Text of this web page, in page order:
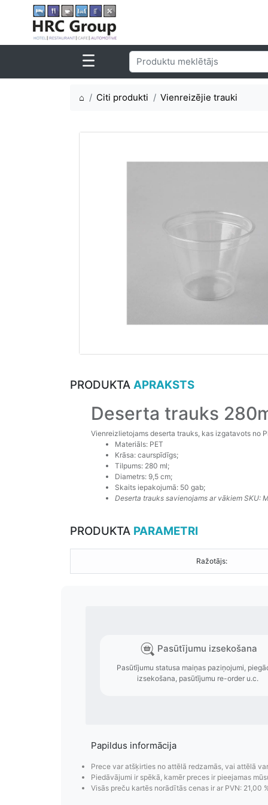
⌂ Citi produkti Vienreizējie trauki
PRODUKTA APRAKSTS
Deserta trauks
Vienreizlietojams deserta trauks, kas izgatavots no
Materiāls: PET
Krāsa: caurspīdīgs;
Tilpums: 280 ml;
Diametrs: 9,5 cm;
Skaits iepakojumā: 50 gab;
Deserta trauks savienojams ar vākiem SKU:
PRODUKTA PARAMETRI
Ražotājs:
Papildus informācija
Prece var atšķirties no attēlā redzamās, vai attēlā
Piedāvājumi ir spēkā, kamēr preces ir pieejamas
Visās preču kartēs norādītās cenas ir ar PVN: 21,00